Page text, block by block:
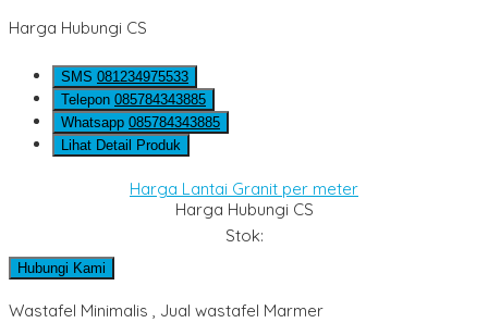
Harga Hubungi CS
SMS 081234975533
Telepon 085784343885
Whatsapp 085784343885
Lihat Detail Produk
Harga Lantai Granit per meter
Harga Hubungi CS
Stok:
Hubungi Kami
Wastafel Minimalis , Jual wastafel Marmer